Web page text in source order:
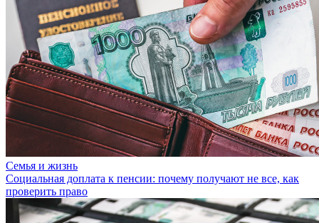
Семья и жизнь
Социальная доплата к пенсии: почему получают не все, как
проверить право